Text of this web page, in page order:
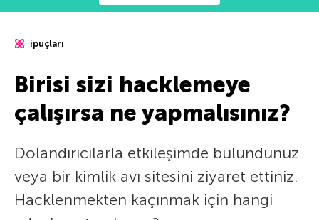
ipuçları
Birisi sizi hacklemeye
çalışırsa ne yapmalısınız?
Dolandırıcılarla etkileşimde bulundunuz
veya bir kimlik avı sitesini ziyaret ettiniz.
Hacklenmekten kaçınmak için hangi